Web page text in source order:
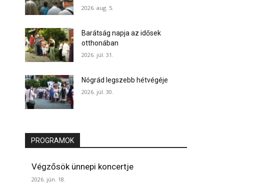
2026. aug. 5.
Barátság napja az idősek
otthonában
2026. júl. 31.
Nógrád legszebb hétvégéje
2026. júl. 30.
PROGRAMOK
Végzősök ünnepi koncertje
2026. jún. 18.